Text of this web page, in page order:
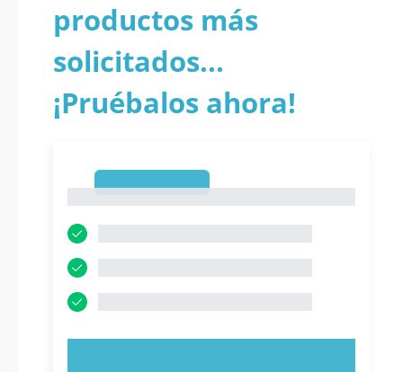
productos más
solicitados...
¡Pruébalos ahora!